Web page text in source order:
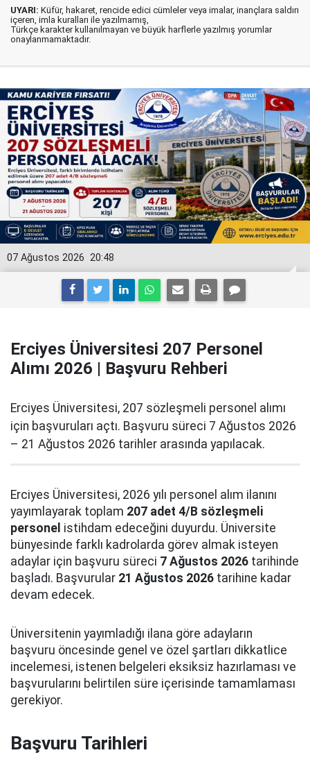
UYARI: Küfür, hakaret, rencide edici cümleler veya imalar, inançlara saldırı
içeren, imla kuralları ile yazılmamış,
Türkçe karakter kullanılmayan ve büyük harflerle yazılmış yorumlar
onaylanmamaktadır.
20:48
07 Ağustos 2026
Erciyes Üniversitesi 207 Personel
Alımı 2026 | Başvuru Rehberi
Erciyes Üniversitesi, 207 sözleşmeli personel alımı
için başvuruları açtı. Başvuru süreci 7 Ağustos 2026
– 21 Ağustos 2026 tarihler arasında yapılacak.
Erciyes Üniversitesi, 2026 yılı personel alım ilanını
yayımlayarak toplam 207 adet 4/B sözleşmeli
personel istihdam edeceğini duyurdu. Üniversite
bünyesinde farklı kadrolarda görev almak isteyen
adaylar için başvuru süreci 7 Ağustos 2026 tarihinde
başladı. Başvurular 21 Ağustos 2026 tarihine kadar
devam edecek.
Üniversitenin yayımladığı ilana göre adayların
başvuru öncesinde genel ve özel şartları dikkatlice
incelemesi, istenen belgeleri eksiksiz hazırlaması ve
başvurularını belirtilen süre içerisinde tamamlaması
gerekiyor.
Başvuru Tarihleri